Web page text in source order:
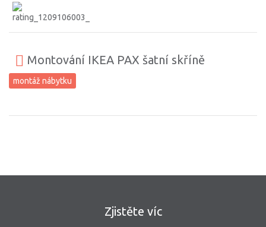
Montování IKEA PAX šatní skříně
montáž nábytku
Zjistěte víc